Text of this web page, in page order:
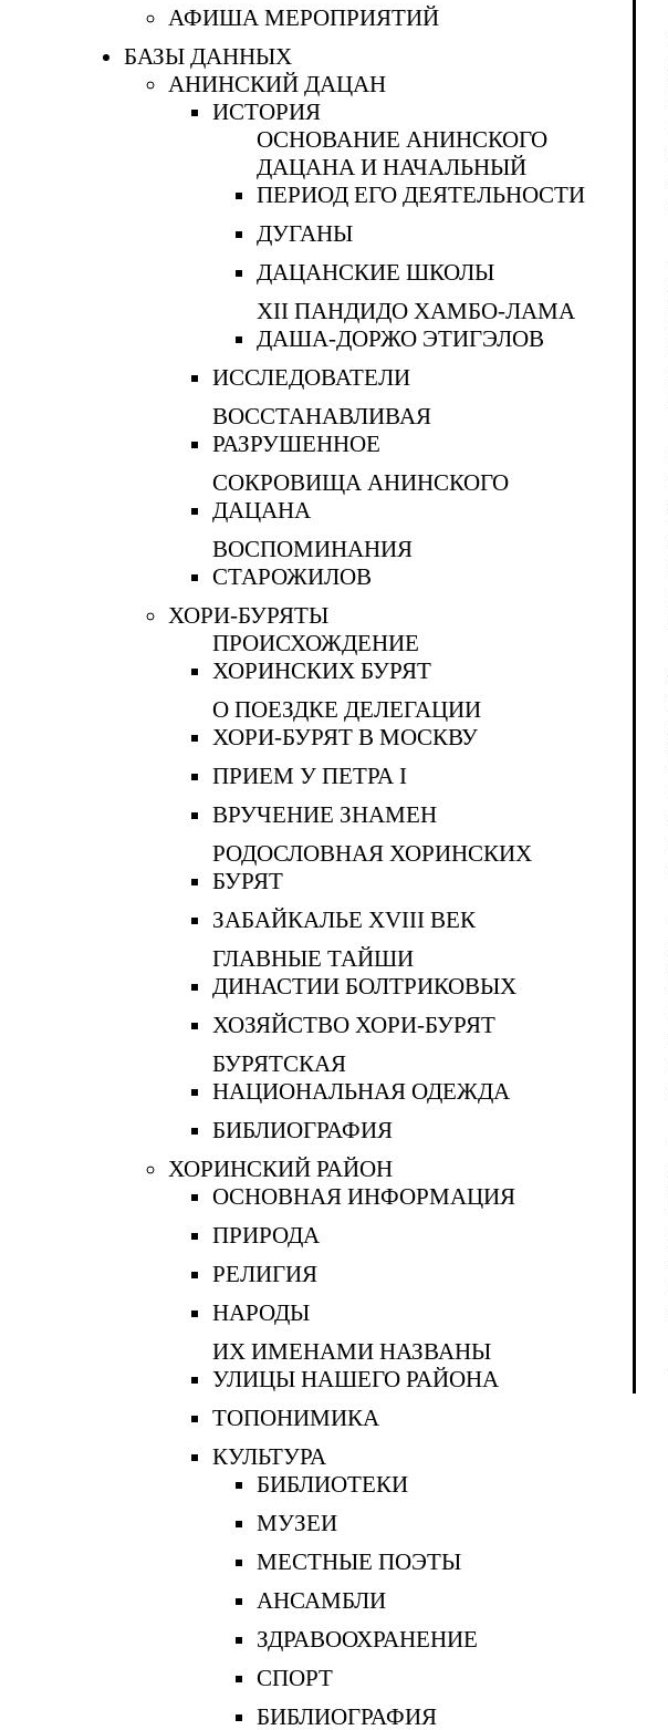
АФИША МЕРОПРИЯТИЙ
БАЗЫ ДАННЫХ
АНИНСКИЙ ДАЦАН
ИСТОРИЯ
ОСНОВАНИЕ АНИНСКОГО
ДАЦАНА И НАЧАЛЬНЫЙ
ПЕРИОД ЕГО ДЕЯТЕЛЬНОСТИ
ДУГАНЫ
ДАЦАНСКИЕ ШКОЛЫ
XII ПАНДИДО ХАМБО-ЛАМА
ДАША-ДОРЖО ЭТИГЭЛОВ
ИССЛЕДОВАТЕЛИ
ВОССТАНАВЛИВАЯ
РАЗРУШЕННОЕ
СОКРОВИЩА АНИНСКОГО
ДАЦАНА
ВОСПОМИНАНИЯ
СТАРОЖИЛОВ
ХОРИ-БУРЯТЫ
ПРОИСХОЖДЕНИЕ
ХОРИНСКИХ БУРЯТ
О ПОЕЗДКЕ ДЕЛЕГАЦИИ
ХОРИ-БУРЯТ В МОСКВУ
ПРИЕМ У ПЕТРА I
ВРУЧЕНИЕ ЗНАМЕН
РОДОСЛОВНАЯ ХОРИНСКИХ
БУРЯТ
ЗАБАЙКАЛЬЕ XVIII ВЕК
ГЛАВНЫЕ ТАЙШИ
ДИНАСТИИ БОЛТРИКОВЫХ
ХОЗЯЙСТВО ХОРИ-БУРЯТ
БУРЯТСКАЯ
НАЦИОНАЛЬНАЯ ОДЕЖДА
БИБЛИОГРАФИЯ
ХОРИНСКИЙ РАЙОН
ОСНОВНАЯ ИНФОРМАЦИЯ
ПРИРОДА
РЕЛИГИЯ
НАРОДЫ
ИХ ИМЕНАМИ НАЗВАНЫ
УЛИЦЫ НАШЕГО РАЙОНА
ТОПОНИМИКА
КУЛЬТУРА
БИБЛИОТЕКИ
МУЗЕИ
МЕСТНЫЕ ПОЭТЫ
АНСАМБЛИ
ЗДРАВООХРАНЕНИЕ
СПОРТ
БИБЛИОГРАФИЯ